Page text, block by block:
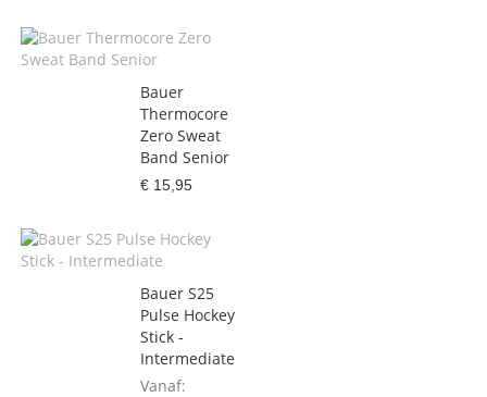
Bauer
Thermocore
Zero Sweat
Band Senior
€ 15,95
Bauer S25
Pulse Hockey
Stick -
Intermediate
Vanaf